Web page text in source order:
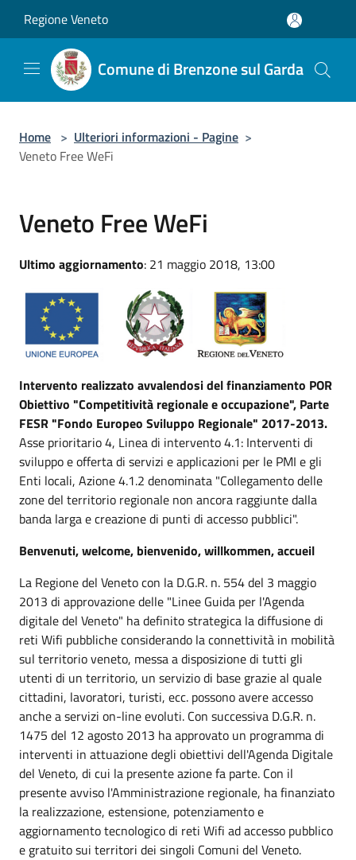
Regione Veneto
Comune di Brenzone sul Garda
Home > Ulteriori informazioni - Pagine >
Veneto Free WeFi
Veneto Free WeFi
Ultimo aggiornamento: 21 maggio 2018, 13:00
Intervento realizzato avvalendosi del finanziamento POR
Obiettivo "Competitività regionale e occupazione", Parte
FESR "Fondo Europeo Sviluppo Regionale" 2017-2013.
Asse prioritario 4, Linea di intervento 4.1: Interventi di
sviluppo e offerta di servizi e applicazioni per le PMI e gli
Enti locali, Azione 4.1.2 denominata "Collegamento delle
zone del territorio regionale non ancora raggiunte dalla
banda larga e creazione di punti di accesso pubblici".
Benvenuti, welcome, bienvenido, willkommen, accueil
La Regione del Veneto con la D.G.R. n. 554 del 3 maggio
2013 di approvazione delle "Linee Guida per l'Agenda
digitale del Veneto" ha definito strategica la diffusione di
reti Wifi pubbliche considerando la connettività in mobilità
sul territorio veneto, messa a disposizione di tutti gli
utenti di un territorio, un servizio di base grazie al quale
cittadini, lavoratori, turisti, ecc. possono avere accesso
anche a servizi on-line evoluti. Con successiva D.G.R. n.
1475 del 12 agosto 2013 ha approvato un programma di
interventi in attuazione degli obiettivi dell'Agenda Digitale
del Veneto, di cui la presente azione fa parte. Con il
presente avviso l'Amministrazione regionale, ha finanziato
la realizzazione, estensione, potenziamento e
aggiornamento tecnologico di reti Wifi ad accesso pubblico
e gratuito sui territori dei singoli Comuni del Veneto.